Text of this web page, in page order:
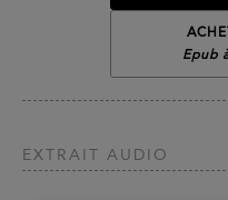
Epub
EXTRAIT AUDIO